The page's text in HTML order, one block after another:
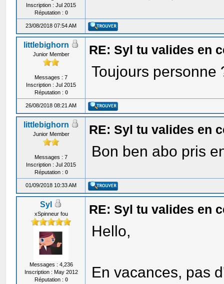
Inscription : Jul 2015
Réputation : 0
23/08/2018 07:54 AM
littlebighorn
Junior Member
Messages : 7
Inscription : Jul 2015
Réputation : 0
RE: Syl tu valides en
Toujours personne
26/08/2018 08:21 AM
littlebighorn
Junior Member
Messages : 7
Inscription : Jul 2015
Réputation : 0
RE: Syl tu valides en
Bon ben abo pris
01/09/2018 10:33 AM
Syl
xSpinneur fou
Messages : 4,236
Inscription : May 2012
Réputation : 0
RE: Syl tu valides en
Hello,
En vacances, pas